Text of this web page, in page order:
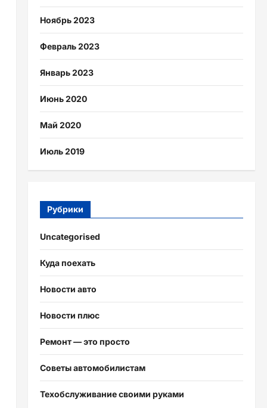
Ноябрь 2023
Февраль 2023
Январь 2023
Июнь 2020
Май 2020
Июль 2019
Рубрики
Uncategorised
Куда поехать
Новости авто
Новости плюс
Ремонт — это просто
Советы автомобилистам
Техобслуживание своими руками